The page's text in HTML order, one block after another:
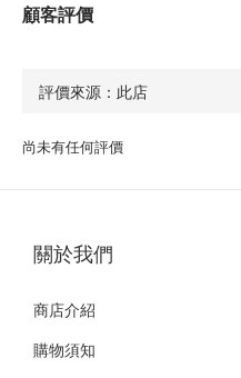
顧客評價
尚未有任何評價
關於我們
商店介紹
購物須知